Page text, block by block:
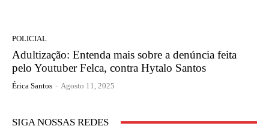
POLICIAL
Adultização: Entenda mais sobre a denúncia feita
pelo Youtuber Felca, contra Hytalo Santos
Érica Santos - Agosto 11, 2025
SIGA NOSSAS REDES